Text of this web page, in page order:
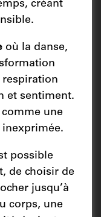
créant
où la danse,
respiration
et sentiment.
comme une
inexprimée.
possible
de choisir de
jusqu’à
corps, une